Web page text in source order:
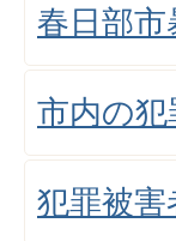
春日部市
市内の犯
犯罪被害